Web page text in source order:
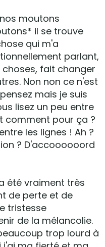
moutons
il se trouve
qui m'a
parlant,
fait changer
Non non ce n'est
mais je suis
lisez un peu entre
comment pour ça ?
les lignes ! Ah ?
? D'accoooooord
été vraiment très
de perte et de
tristesse
de la mélancolie.
trop lourd à